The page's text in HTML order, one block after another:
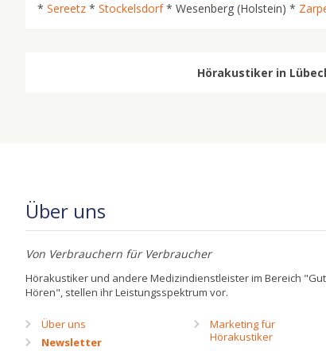
* Sereetz * Stockelsdorf* Wesenberg (Holstein) *
Hörakustiker in
Über uns
Von Verbrauchern für Verbraucher
Hörakustiker und andere Medizindienstleister im Bereich
Hören", stellen ihr Leistungsspektrum vor.
Über uns
Newsletter
Marketing für
Hörakustiker